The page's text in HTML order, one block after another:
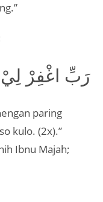
رَبِّ اغْفِرْ
paring
kulo. (2x).”
Ibnu Majah;